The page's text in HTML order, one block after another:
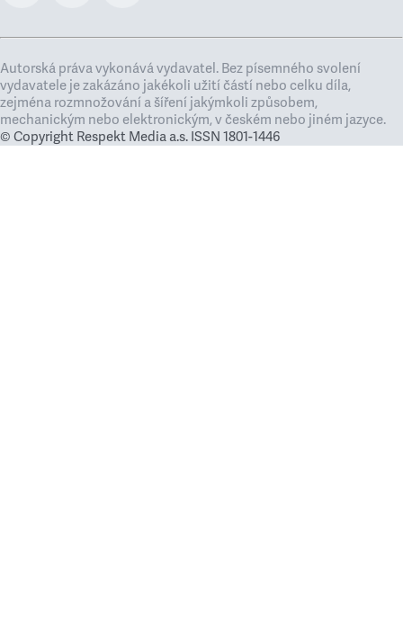
Autorská práva vykonává vydavatel. Bez písemného svolení
vydavatele je zakázáno jakékoli užití částí nebo celku díla,
zejména rozmnožování a šíření jakýmkoli způsobem,
mechanickým nebo elektronickým, v českém nebo jiném jazyce.
© Copyright Respekt Media a.s. ISSN 1801-1446